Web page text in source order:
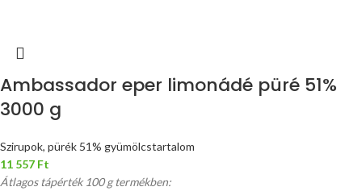
Ambassador eper limonádé püré 51%
3000 g
Szirupok, pürék 51% gyümölcstartalom
11 557 Ft
Átlagos tápérték 100 g termékben: